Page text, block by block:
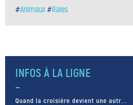
#Animaux#Raies
INFOS À LA LIGNE
Quand la croisière devient une autr...